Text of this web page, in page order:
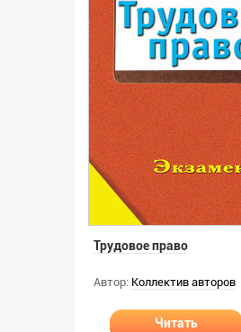
Трудовое право
Автор: Коллектив авторов
Читать